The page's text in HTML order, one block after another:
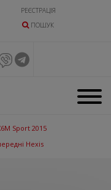
РЕЄСТРАЦІЯ
ПОШУК
Sport 2015
Hexis